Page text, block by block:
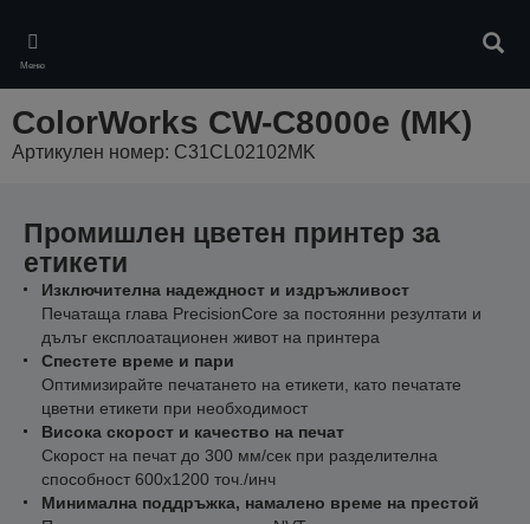
main
content
Меню
ColorWorks CW-C8000e (MK)
Артикулен номер: C31CL02102MK
Промишлен цветен принтер за
етикети
Изключителна надеждност и издръжливост
Печатаща глава PrecisionCore за постоянни резултати и
дълъг експлоатационен живот на принтера
Спестете време и пари
Оптимизирайте печатането на етикети, като печатате
цветни етикети при необходимост
Висока скорост и качество на печат
Скорост на печат до 300 мм/сек при разделителна
способност 600x1200 точ./инч
Минимална поддръжка, намалено време на престой